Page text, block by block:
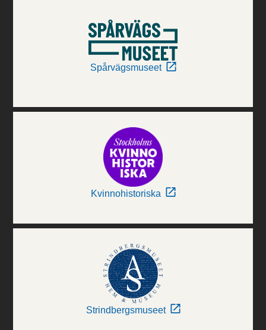
Spårvägsmuseet
Kvinnohistoriska
Strindbergsmuseet